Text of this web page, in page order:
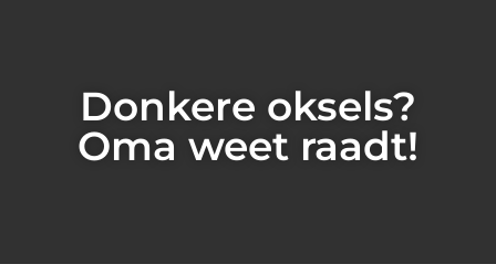
Donkere oksels?
Oma weet raadt!